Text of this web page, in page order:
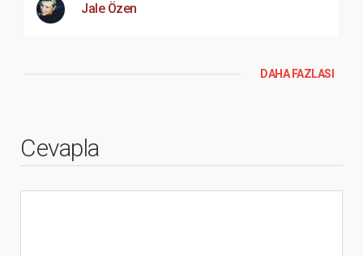
Jale Özen
DAHA FAZLASI
Cevapla